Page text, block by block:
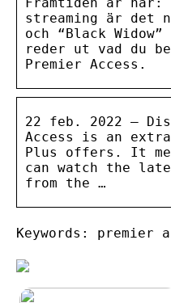
streaming är det
och “Black
reder ut vad du
Premier Access.
22 feb. 2022 —
Access is an
Plus offers. It
can watch the
from the …
Keywords: premier